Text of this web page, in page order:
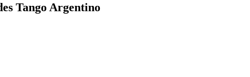
Tango Argentino